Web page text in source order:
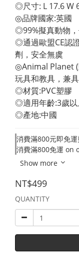
◎尺寸: L 17.6 W
◎品牌國家:英國
◎99%擬真動物
◎通過歐盟CE認
劑，安全無虞
◎Animal Planet (
玩具和教具，兼
◎材質:PVC塑膠
◎適用年齡:3歲以
◎產地:中國
消費滿800元即免
消費滿800免運 on
Show more
NT$499
QUANTITY